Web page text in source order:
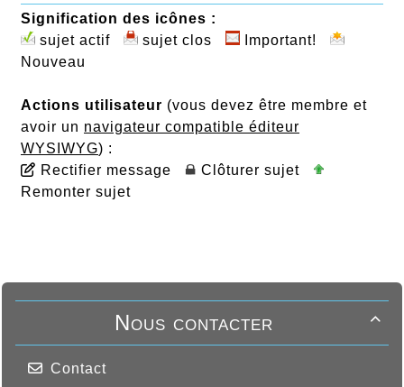
Signification des icônes :
sujet actif
sujet clos
Important!
Nouveau
Actions utilisateur (vous devez être membre et
avoir un navigateur compatible éditeur
WYSIWYG) :
Rectifier message
Clôturer sujet
Remonter sujet

Nous contacter
Contact